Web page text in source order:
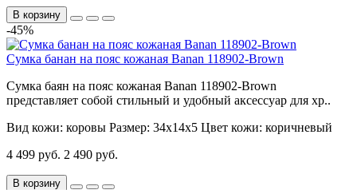
В корзину
-45%
Сумка банан на пояс кожаная Banan 118902-Brown
Сумка баян на пояс кожаная Banan 118902-Brown
представляет собой стильный и удобный аксессуар для хр..
Вид кожи: коровы Размер: 34х14х5 Цвет кожи: коричневый
4 499 руб. 2 490 руб.
В корзину